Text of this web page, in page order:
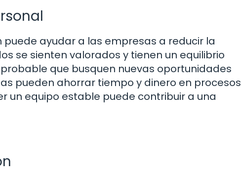
ayudar a las empresas a reducir la
se sienten valorados y tienen un equilibrio
que busquen nuevas oportunidades
pueden ahorrar tiempo y dinero en procesos
un equipo estable puede contribuir a una